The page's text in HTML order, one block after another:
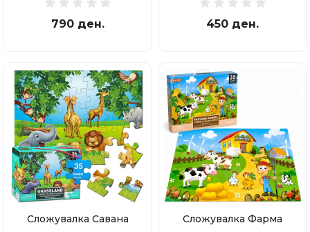
790 ден. 450 ден.
Сложувалка Савана Сложувалка Фарма